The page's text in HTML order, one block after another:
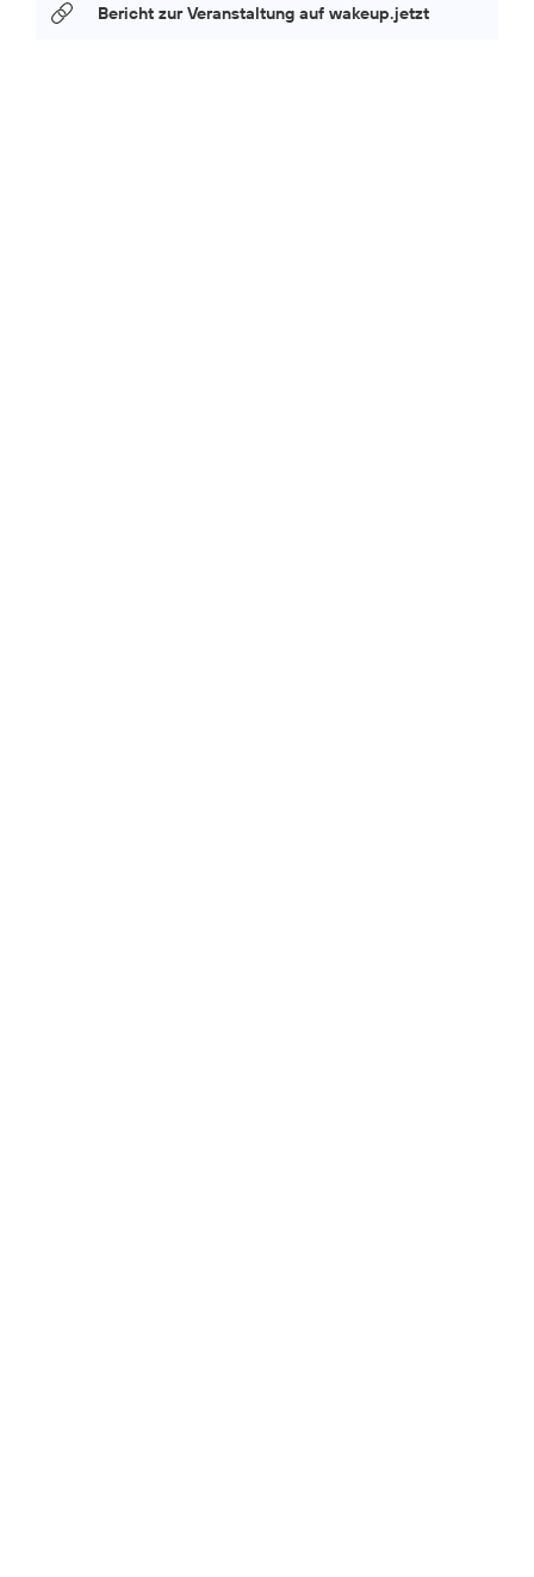
Bericht zur Veranstaltung auf wakeup.jetzt